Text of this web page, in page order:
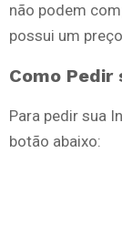
não podem
possui um
Como Pedir
Para pedir sua
botão abaixo: